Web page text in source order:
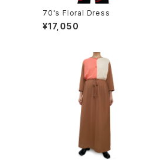
70's Floral Dress
¥17,050